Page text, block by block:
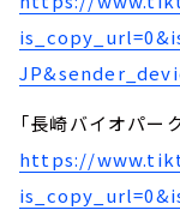
「長崎バイオパー
https://